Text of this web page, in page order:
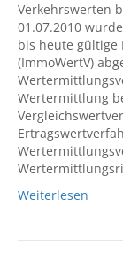
Verkehrswerten
01.07.2010
bis heute
(ImmoWertV)
Wertermittlung
Weiterlesen